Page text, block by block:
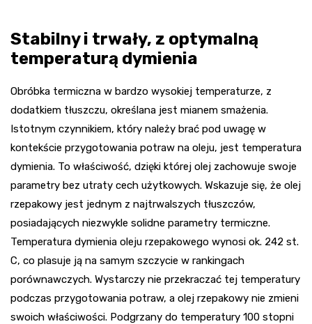
Stabilny i trwały, z optymalną
temperaturą dymienia
Obróbka termiczna w bardzo wysokiej temperaturze, z
dodatkiem tłuszczu, określana jest mianem smażenia.
Istotnym czynnikiem, który należy brać pod uwagę w
kontekście przygotowania potraw na oleju, jest temperatura
dymienia. To właściwość, dzięki której olej zachowuje swoje
parametry bez utraty cech użytkowych. Wskazuje się, że olej
rzepakowy jest jednym z najtrwalszych tłuszczów,
posiadających niezwykle solidne parametry termiczne.
Temperatura dymienia oleju rzepakowego wynosi ok. 242 st.
C, co plasuje ją na samym szczycie w rankingach
porównawczych. Wystarczy nie przekraczać tej temperatury
podczas przygotowania potraw, a olej rzepakowy nie zmieni
swoich właściwości. Podgrzany do temperatury 100 stopni